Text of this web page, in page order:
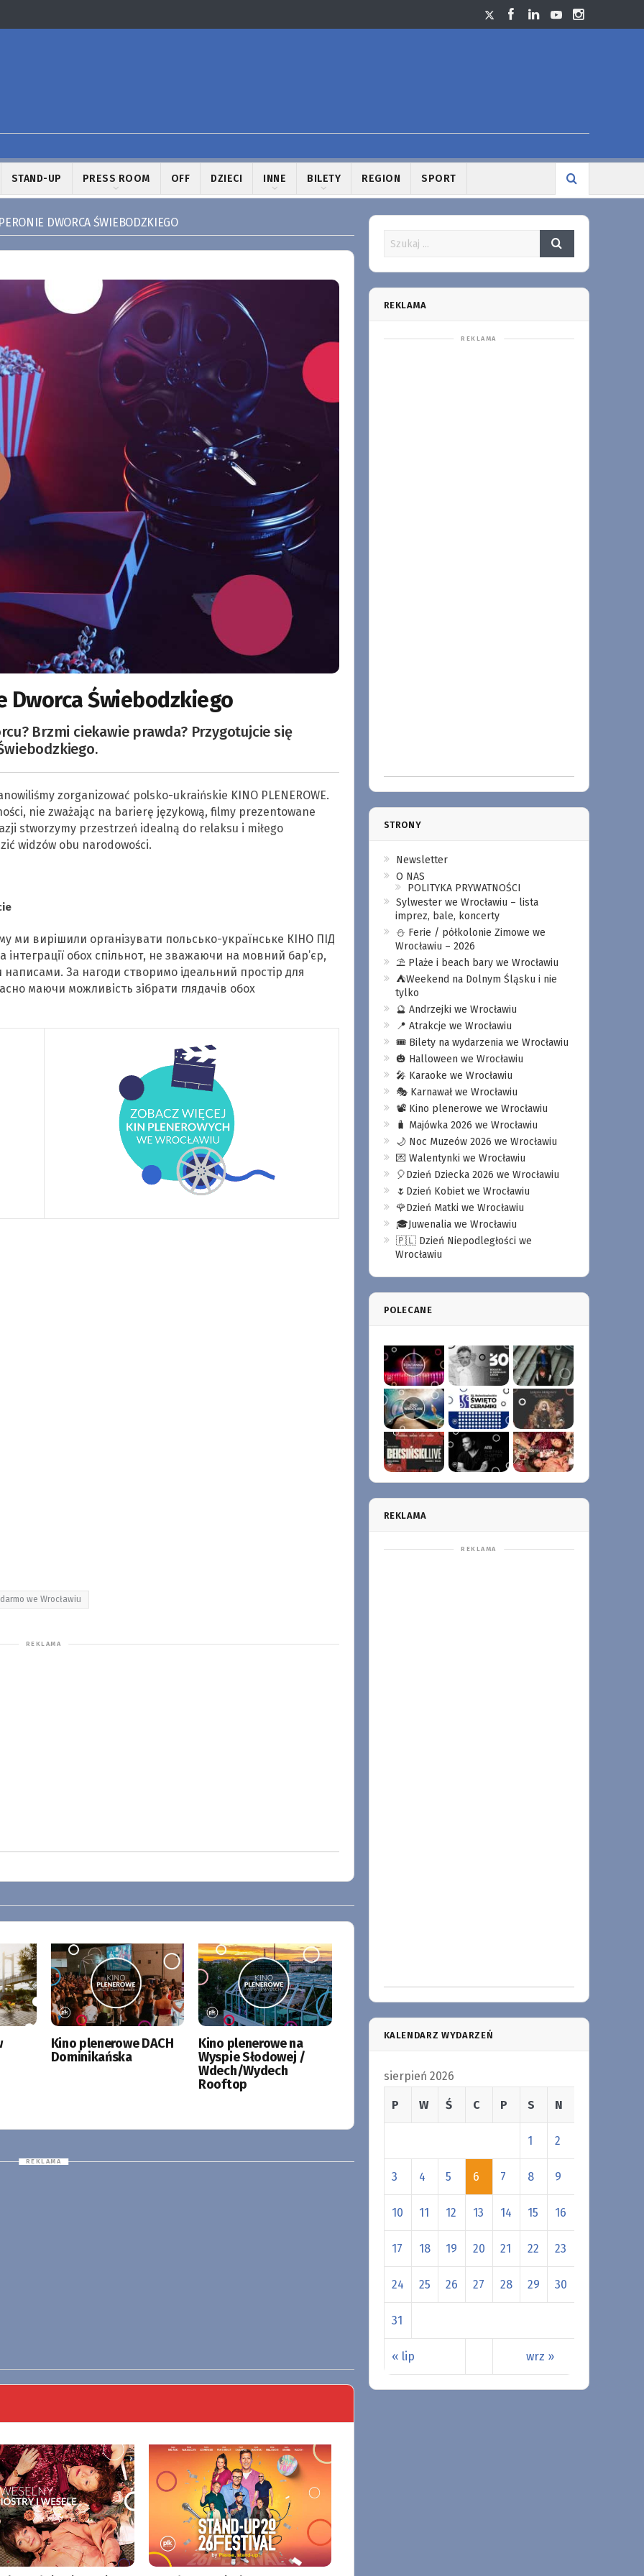
STAND-UP PRESS ROOM OFF DZIECI INNE BILETY REGION SPORT
DWORCA ŚWIEBODZKIEGO
Dworca Świebodzkiego
Brzmi ciekawie prawda? Przygotujcie się
zorganizować polsko-ukraińskie KINO PLENEROWE.
nie zważając na barierę językową, filmy prezentowane
stworzymy przestrzeń idealną do relaksu i miłego
widzów obu narodowości.
ми вирішили організувати польсько-українське КІНО ПІД
обох спільнот, не зважаючи на мовний бар’єр,
За нагоди створимо ідеальний простір для
маючи можливість зібрати глядачів обох
we Wrocławiu
Kino plenerowe DACH
Dominikańska
Kino plenerowe na
Wyspie Słodowej /
Wdech/Wydech
Rooftop
REKLAMA
STRONY
Newsletter
O NAS
POLITYKA PRYWATNOŚCI
Sylwester we Wrocławiu – lista
imprez, bale, koncerty
⛄️ Ferie / półkolonie Zimowe we
Wrocławiu – 2026
⛱️ Plaże i beach bary we Wrocławiu
⛺️Weekend na Dolnym Śląsku i nie
tylko
🔮 Andrzejki we Wrocławiu
📍 Atrakcje we Wrocławiu
🎟️ Bilety na wydarzenia we Wrocławiu
🎃 Halloween we Wrocławiu
🎤 Karaoke we Wrocławiu
🎭 Karnawał we Wrocławiu
📽️ Kino plenerowe we Wrocławiu
🧳 Majówka 2026 we Wrocławiu
🌙 Noc Muzeów 2026 we Wrocławiu
💌 Walentynki we Wrocławiu
🎈Dzień Dziecka 2026 we Wrocławiu
🌷Dzień Kobiet we Wrocławiu
🌹Dzień Matki we Wrocławiu
🎓Juwenalia we Wrocławiu
🇵🇱 Dzień Niepodległości we
Wrocławiu
POLECANE
REKLAMA
KALENDARZ WYDARZEŃ
sierpień 2026
P W Ś C P S N
« lip wrz »
1 2
3 4 5 6 7 8 9
10 11 12 13 14 15 16
17 18 19 20 21 22 23
24 25 26 27 28 29 30
31